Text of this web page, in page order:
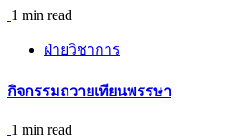
1 min read
ฝ่ายวิชาการ
กิจกรรมถวายเทียนพรรษา
1 min read